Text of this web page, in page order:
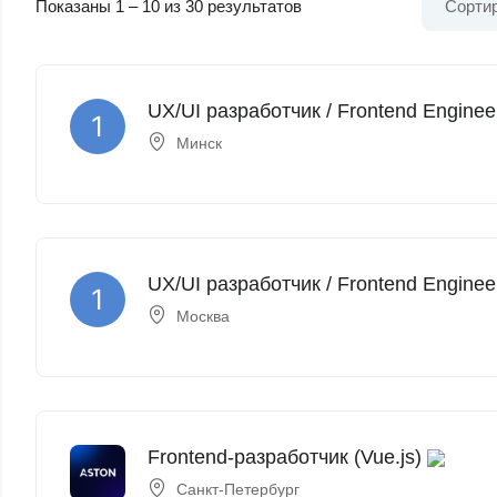
Показаны 1 – 10 из 30 результатов
UX/UI разработчик / Frontend
Минск
UX/UI разработчик / Frontend
Москва
Frontend-разработчик (Vue.js)
Санкт-Петербург